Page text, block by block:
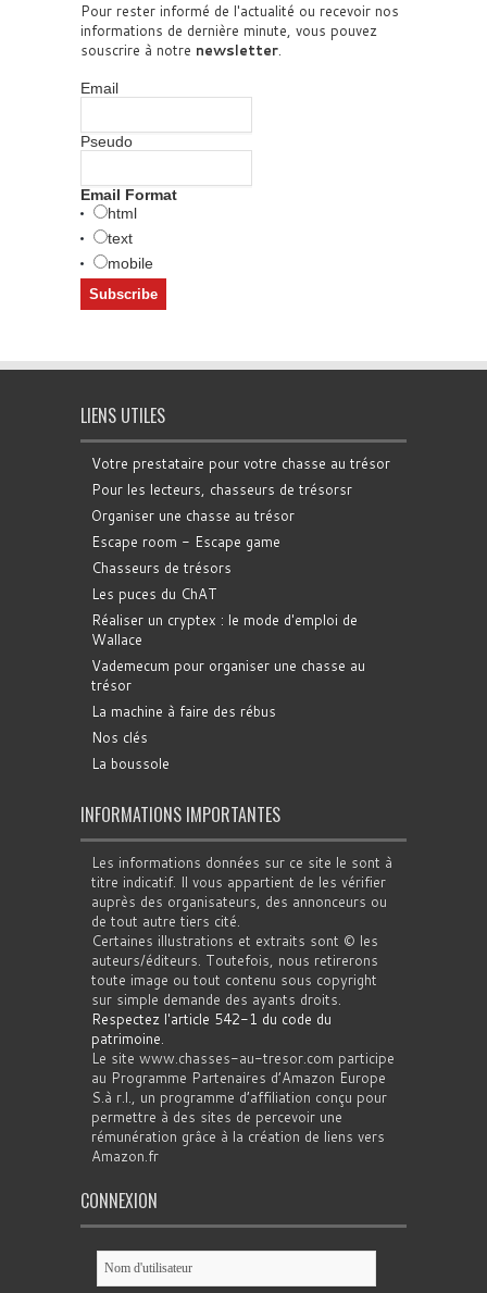
Pour rester informé de l'actualité ou recevoir nos
informations de dernière minute, vous pouvez
souscrire à notre newsletter.
Email
Pseudo
Email Format
html
text
mobile
LIENS UTILES
Votre prestataire pour votre chasse au trésor
Pour les lecteurs, chasseurs de trésorsr
Organiser une chasse au trésor
Escape room - Escape game
Chasseurs de trésors
Les puces du ChAT
Réaliser un cryptex : le mode d'emploi de
Wallace
Vademecum pour organiser une chasse au
trésor
La machine à faire des rébus
Nos clés
La boussole
INFORMATIONS IMPORTANTES
Les informations données sur ce site le sont à
titre indicatif. Il vous appartient de les vérifier
auprès des organisateurs, des annonceurs ou
de tout autre tiers cité.
Certaines illustrations et extraits sont © les
auteurs/éditeurs. Toutefois, nous retirerons
toute image ou tout contenu sous copyright
sur simple demande des ayants droits.
Respectez l'article 542-1 du code du
patrimoine.
Le site www.chasses-au-tresor.com participe
au Programme Partenaires d’Amazon Europe
S.à r.l., un programme d’affiliation conçu pour
permettre à des sites de percevoir une
rémunération grâce à la création de liens vers
Amazon.fr
CONNEXION